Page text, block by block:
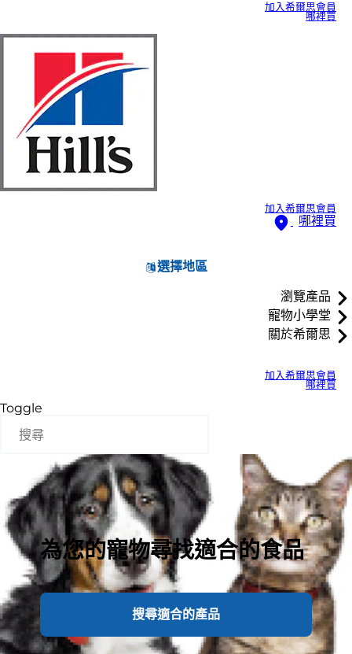
加入希爾思會員
哪裡買
加入希爾思會員
哪裡買
選擇地區
瀏覽產品
寵物小學堂
關於希爾思
加入希爾思會員
哪裡買
Toggle
為您的寵物尋找適合的食品
搜尋適合的產品